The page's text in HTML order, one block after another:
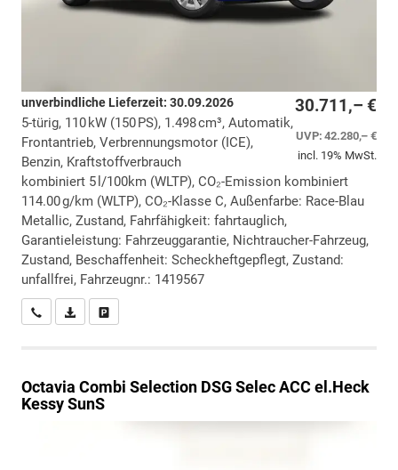
30.711,– €
UVP:42.280,– €
incl. 19% MwSt.
unverbindliche Lieferzeit: 30.09.2026
5-türig, 110 kW (150 PS), 1.498 cm³, Automatik,
Frontantrieb, Verbrennungsmotor (ICE),
Benzin, Kraftstoffverbrauch
kombiniert 5 l/100km (WLTP), CO₂-Emission kombiniert
114.00 g/km (WLTP), CO₂-Klasse C, Außenfarbe: Race-Blau
Metallic, Zustand, Fahrfähigkeit: fahrtauglich,
Garantieleistung: Fahrzeuggarantie, Nichtraucher-Fahrzeug,
Zustand, Beschaffenheit: Scheckheftgepflegt, Zustand:
unfallfrei, Fahrzeugnr.: 1419567
Wir rufen Sie anPDF-Datei, Fahrzeugexposé drucken
Octavia Combi Selection DSG Selec ACC el.Heck
Kessy SunS